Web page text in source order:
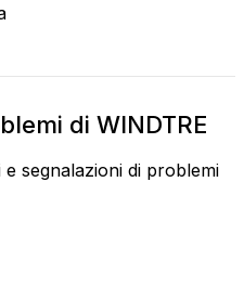
di WINDTRE
segnalazioni di problemi